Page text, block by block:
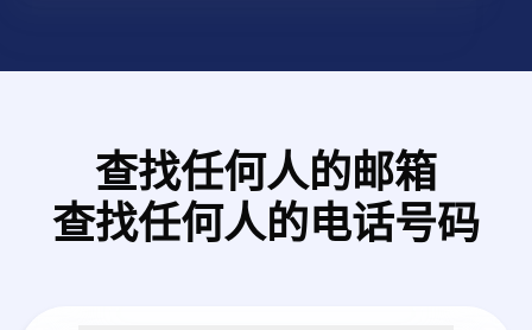
查找任何人的邮箱
查找任何人的电话号码